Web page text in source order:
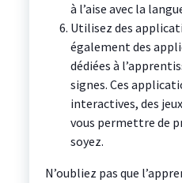
à l’aise avec la
Utilisez des
également des
dédiées à
signes. Ces
interactives, des
vous permettre de
soyez.
N’oubliez pas que